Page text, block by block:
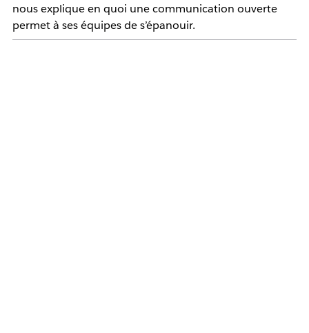
nous explique en quoi une communication ouverte
permet à ses équipes de s’épanouir.